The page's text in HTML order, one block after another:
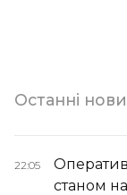
Останні
22:05
станом